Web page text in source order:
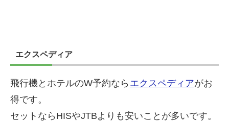
エクスペディア
飛行機とホテルのW予約なら エクスペディアがお
得です。
セットならHISやJTBよりも安いことが多いです。